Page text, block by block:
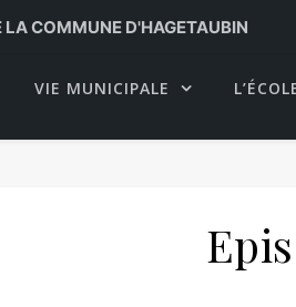
LA COMMUNE D'HAGETAUBIN
VIE MUNICIPALE